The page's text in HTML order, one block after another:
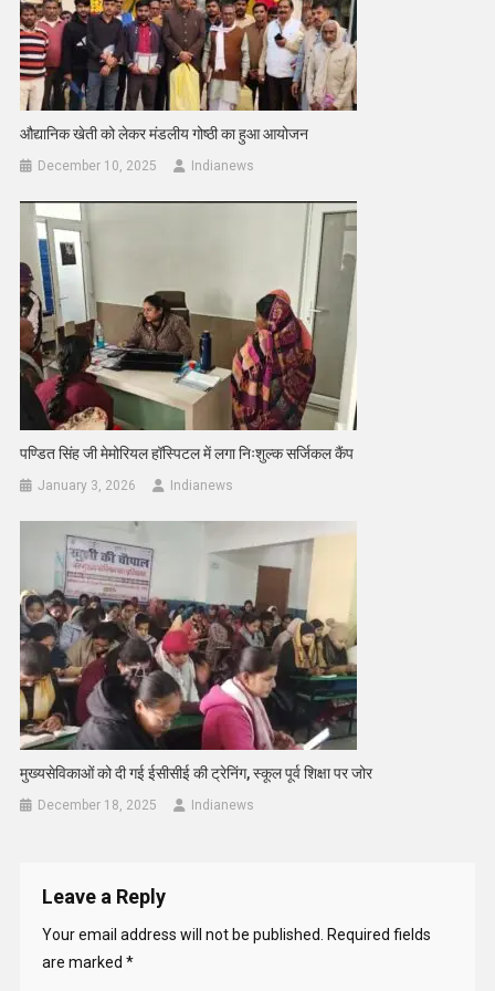
औद्यानिक खेती को लेकर मंडलीय गोष्ठी का हुआ आयोजन
December 10, 2025 Indianews
पण्डित सिंह जी मेमोरियल हॉस्पिटल में लगा निःशुल्क सर्जिकल कैंप
January 3, 2026 Indianews
मुख्यसेविकाओं को दी गई ईसीसीई की ट्रेनिंग, स्कूल पूर्व शिक्षा पर जोर
December 18, 2025 Indianews
Leave a Reply
Your email address will not be published.
Required fields
are marked *